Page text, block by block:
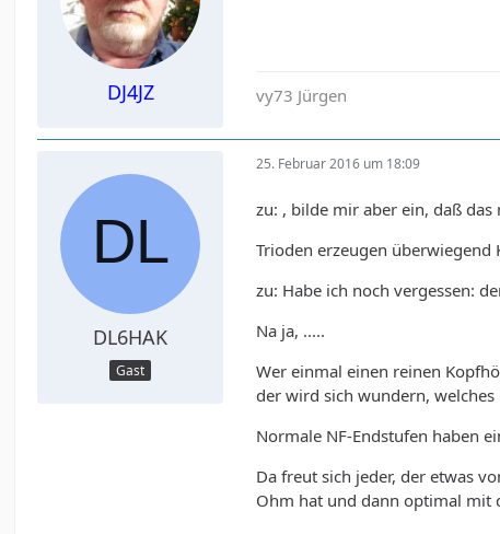
DJ4JZ vy73 Jürgen
DL6HAK
Gast
25. Februar 2016 um 18:09
zu: , bilde mir aber ein, daß
Trioden erzeugen überwiegend
zu: Habe ich noch vergessen:
Na ja, .....
Wer einmal einen reinen
der wird sich wundern,
Normale NF-Endstufen haben
Da freut sich jeder, der etwas
Ohm hat und dann optimal mit